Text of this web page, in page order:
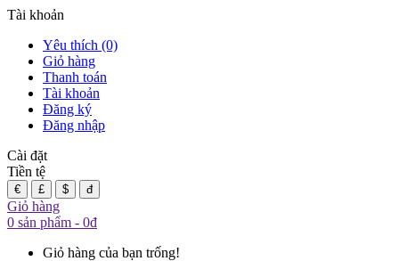
Tài khoản
Yêu thích (0)
Giỏ hàng
Thanh toán
Tài khoản
Đăng ký
Đăng nhập
Cài đặt
Tiền tệ
€ £ $ đ
Giỏ hàng
0 sản phẩm - 0đ
Giỏ hàng của bạn trống!